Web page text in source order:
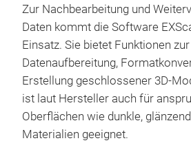
Zur Nachbearbeitung und
Daten kommt die Software
Einsatz. Sie bietet Funktionen zur
Datenaufbereitung,
Erstellung geschlossener 3D-
ist laut Hersteller auch für
Oberflächen wie dunkle,
Materialien geeignet.